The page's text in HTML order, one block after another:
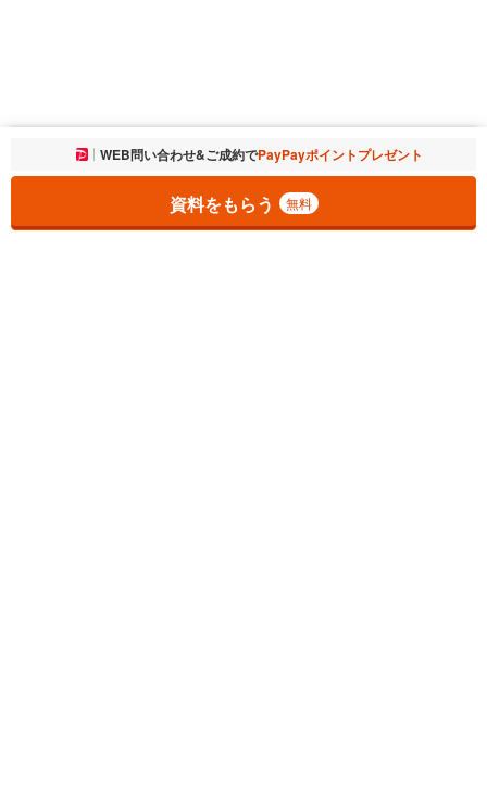
お気に入りに追加しました。 一覧を開く
WEB問い合わせ&ご成約でPayPayポイントプレゼント
資料をもらう 無料